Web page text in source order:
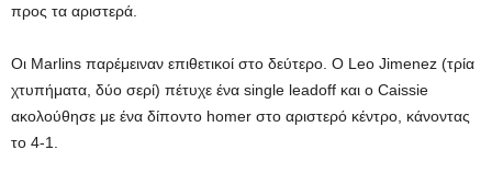
προς τα αριστερά.
Οι Marlins παρέμειναν επιθετικοί στο δεύτερο. Ο Leo Jimenez (τρία
χτυπήματα, δύο σερί) πέτυχε ένα single leadoff και ο Caissie
ακολούθησε με ένα δίποντο homer στο αριστερό κέντρο, κάνοντας
το 4-1.